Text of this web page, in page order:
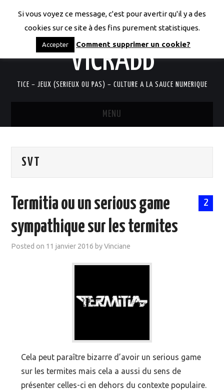
LES CODICES DE
VICRABB
TICE – JEUX (SERIEUX OU PAS) – CULTURE A LA SAUCE NUMERIQUE
MENU
QUI SUIS-JE?
DOCUMENTS
MOOC SUIVIS
SVT
2
Termitia ou un serious game
sympathique sur les termites
Posted on 11 janvier 2016 byVinciane
Cela peut paraître bizarre d’avoir un serious game
sur les termites mais cela a aussi du sens de
présenter celles-ci en dehors du contexte populaire.
Si vous voyez ce message, c'est pour avertir qu'il y a des
cookies sur ce site à des fins purement statistiques.
Accepter Comment supprimer un cookie?